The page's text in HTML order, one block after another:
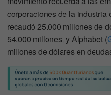
corporaciones de la industria
recaudó 25.000 millones de
54.000 millones, y Alphabet (
millones de dólares en